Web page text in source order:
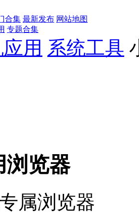
合集 最新发布 网站地图
专题合集
用 系统工具
浏览器
属浏览器